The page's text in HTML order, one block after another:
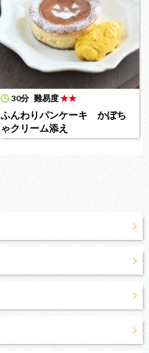
30分 難易度★★
ふんわりパンケーキ かぼち
ゃクリーム添え